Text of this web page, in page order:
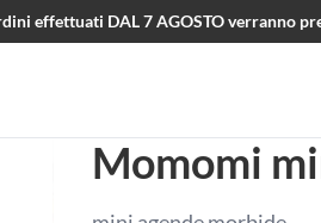
effettuati DAL 7 AGOSTO verranno
Momomi